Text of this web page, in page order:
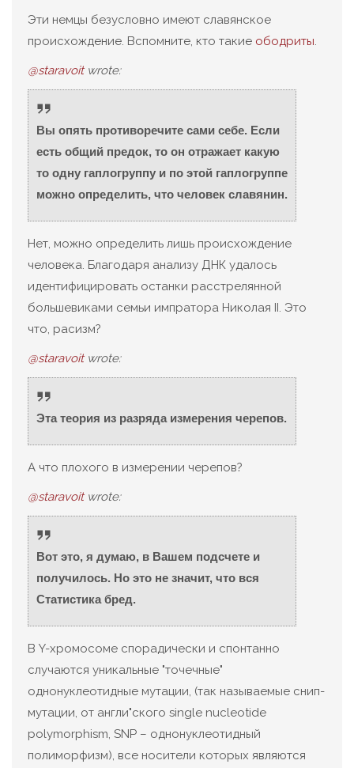
Эти немцы безусловно имеют славянское
происхождение. Вспомните, кто такие ободриты
@staravoitwrote:
Вы опять противоречите сами себе. Если
есть общий предок, то он отражает какую
то одну гаплогруппу и по этой гаплогруппе
можно определить, что человек славянин.
Нет, можно определить лишь происхождение
человека. Благодаря анализу ДНК удалось
идентифицировать останки расстрелянной
большевиками семьи импратора Николая II. Это
что, расизм?
@staravoitwrote:
Эта теория из разряда измерения черепов.
А что плохого в измерении черепов?
@staravoitwrote:
Вот это, я думаю, в Вашем подсчете и
получилось. Но это не значит, что вся
Статистика бред.
В Y-хромосоме спорадически и спонтанно
случаются уникальные "точечные"
однонуклеотидные мутации, (так называемые снип-
мутации, от англи"ского single nucleotide
polymorphism, SNP – однонуклеотидный
полиморфизм), все носители которых являются